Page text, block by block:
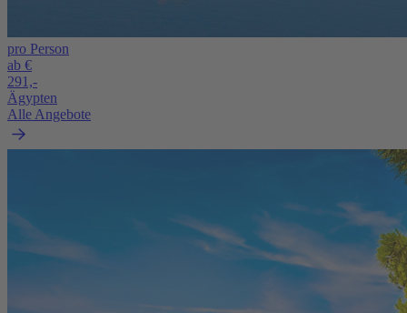
pro Person
ab €
291,-
Ägypten
Alle Angebote